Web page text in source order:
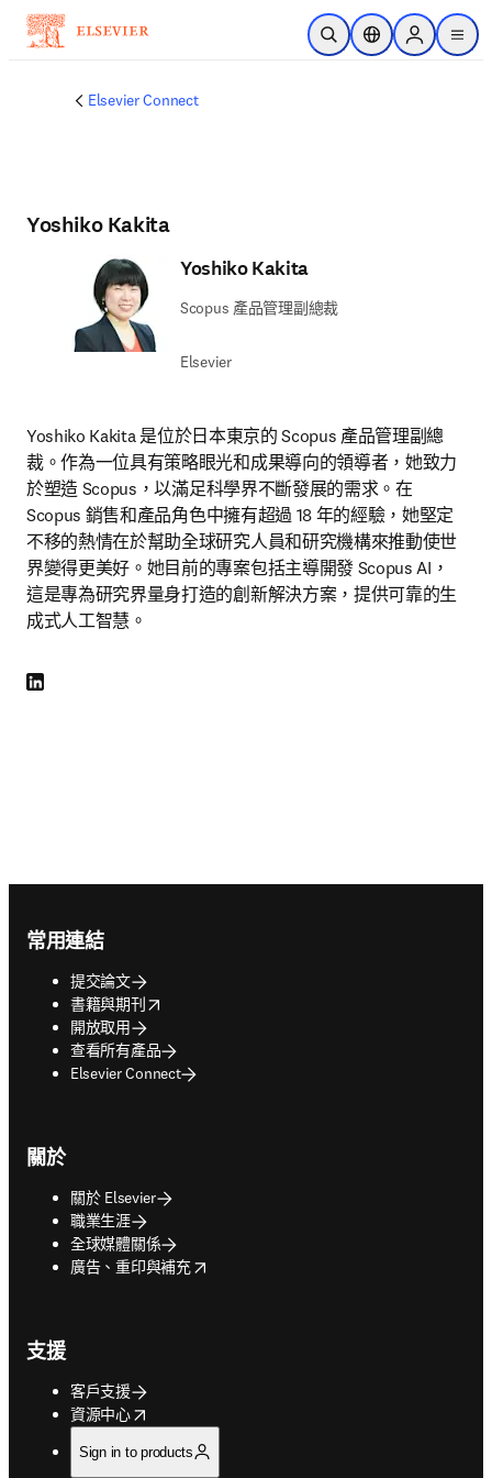
跳到主要內容
公開搜尋位置選擇器Sign in to
menu
Elsevier Connect
Yoshiko Kakita
Yoshiko Kakita
Scopus 產品管理副總裁
Elsevier
Yoshiko Kakita 是位於日本東京的 Scopus 產品管理副總
裁。作為一位具有策略眼光和成果導向的領導者，她致力
於塑造 Scopus，以滿足科學界不斷發展的需求。在
Scopus 銷售和產品角色中擁有超過 18 年的經驗，她堅定
不移的熱情在於幫助全球研究人員和研究機構來推動使世
界變得更美好。她目前的專案包括主導開發 Scopus AI，
這是專為研究界量身打造的創新解決方案，提供可靠的生
成式人工智慧。
LinkedIn 打開新的分頁／視窗
常用連結
提交論文
書籍與期刊
opens in new tab/window
開放取用
查看所有產品
Elsevier Connect
關於
關於 Elsevier
職業生涯
全球媒體關係
廣告、重印與補充
opens in new tab/window
支援
客戶支援
資源中心
opens in new tab/window
Sign in to products